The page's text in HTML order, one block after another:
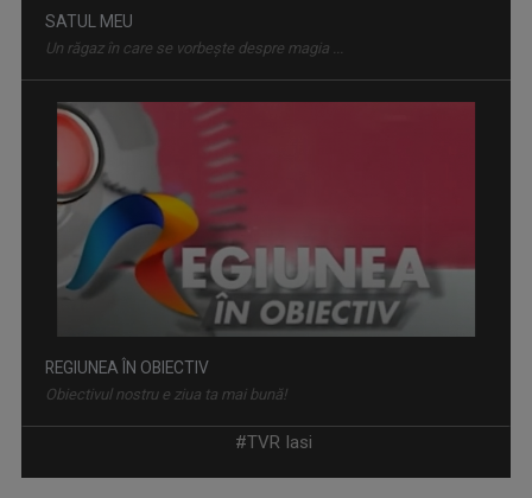
SATUL MEU
Un răgaz în care se vorbeşte despre magia ...
REGIUNEA ÎN OBIECTIV
Obiectivul nostru e ziua ta mai bună!
#TVR Iasi